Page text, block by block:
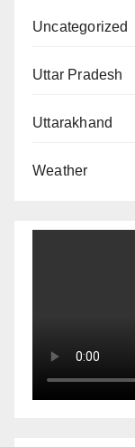
Uncategorized
Uttar Pradesh
Uttarakhand
Weather